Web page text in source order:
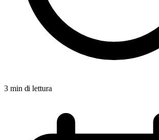
3 min di lettura